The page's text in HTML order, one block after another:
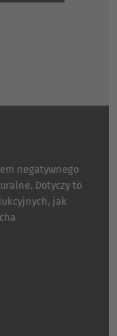
negatywnego
Dotyczy to
jak